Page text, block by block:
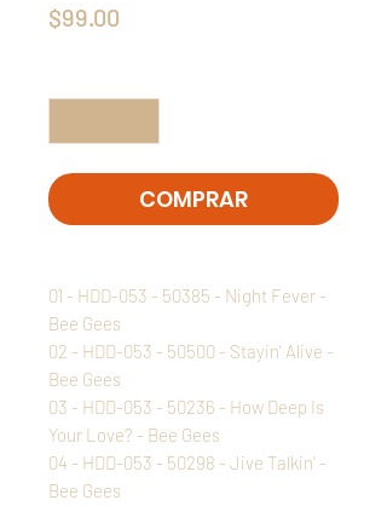
$99.00
COMPRAR
01 - HDD-053 - 50385 - Night Fever -
Bee Gees
02 - HDD-053 - 50500 - Stayin' Alive -
Bee Gees
03 - HDD-053 - 50236 - How Deep Is
Your Love? - Bee Gees
04 - HDD-053 - 50298 - Jive Talkin' -
Bee Gees